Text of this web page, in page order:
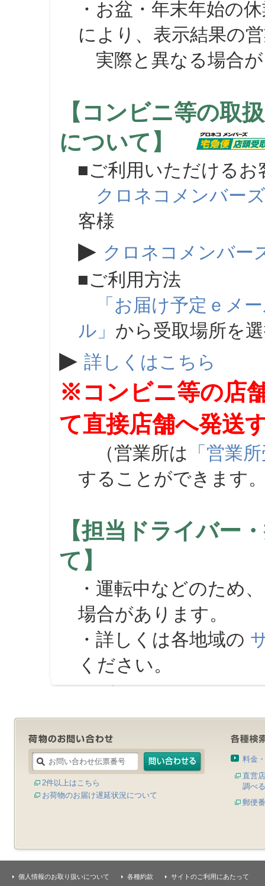
・お盆・年末年始の
により、表示結果の
実際と異なる場合が
【コンビニ等の取
について】
■ご利用いただけるお
クロネコメンバーズ
客様
▶ クロネコメンバー
■ご利用方法
「お届け予定ｅメ
ル」 から受取場所を
▶ 詳しくはこちら
※コンビニ等の店
て直接店舗へ発送
（営業所は 「営業
することができます
【担当ドライバー
て】
・運転中などのため
場合があります。
・詳しくは各地域の
ください。
2件以上はこちら
お荷物のお届け遅延状況について
料金
直営
調べる
郵便
個人情報のお取り扱いについて 各種約款 サイトのご利用にあたって